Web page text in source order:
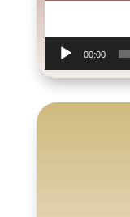
Audiospeler
00:00